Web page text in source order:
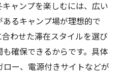
ャンプを楽しむには、広い
るキャンプ場が理想的で
わせた滞在スタイルを選び
確保できるからです。具体
ー、電源付きサイトなどが